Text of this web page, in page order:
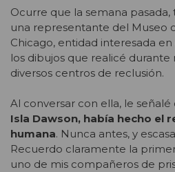
Ocurre que la semana
una representante del Museo
Chicago, entidad interesada
los dibujos que realicé durante
diversos centros de reclusión.
Al conversar con ella, le señalé
Isla Dawson, había hecho el
humana. Nunca antes, y
Recuerdo claramente la
uno de mis compañeros de